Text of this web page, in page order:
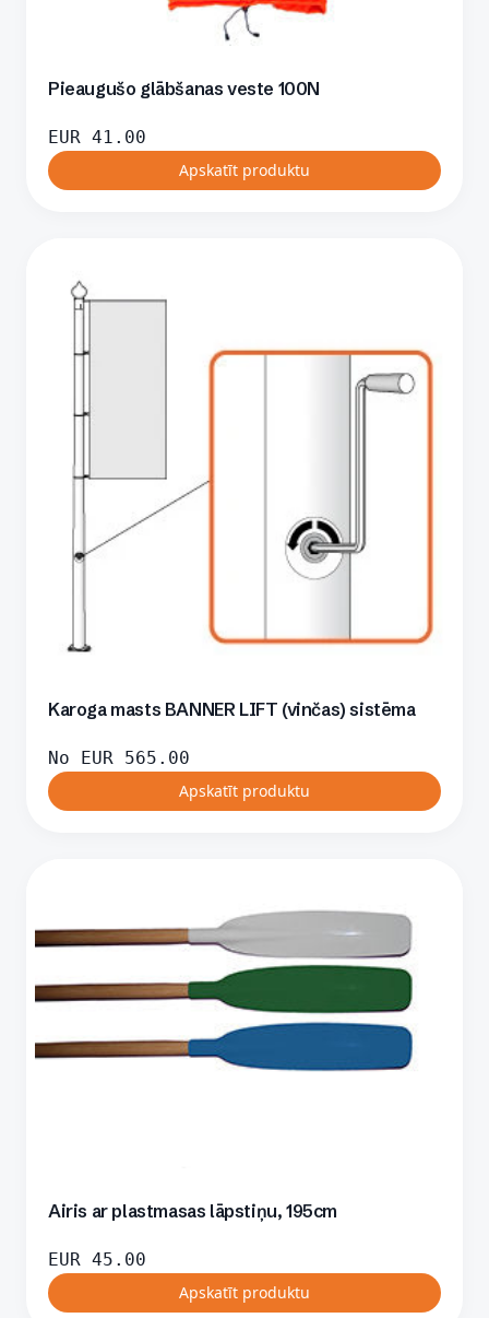
Pieaugušo glābšanas veste 100N
EUR 41.00
Apskatīt produktu
Karoga masts BANNER LIFT (vinčas) sistēma
No EUR
565.00
Apskatīt produktu
Airis ar plastmasas lāpstiņu, 195cm
EUR 45.00
Apskatīt produktu